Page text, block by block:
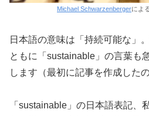
Michael Schwarzenbergerによ
日本語の意味は「持続可能な」
ともに「sustainable」の言葉も
します（最初に記事を作成した
「sustainable」の日本語表記、